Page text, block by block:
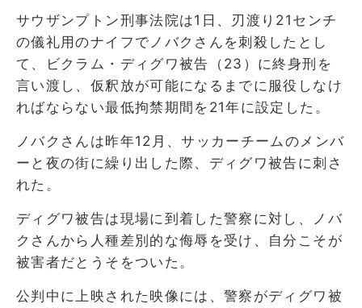
サウザンプトン刑事法院は1日、刃渡り21センチ
の儀礼用のナイフでノバクさんを刺殺したとし
て、ビクラム・ディグワ被告（23）に終身刑を
言い渡し、仮釈放が可能になるまでに服役しなけ
ればならない最低拘禁期間を21年に設定した。
ノバクさんは昨年12月、サッカーチームのメンバ
ーと夜の街に繰り出した際、ディグワ被告に刺さ
れた。
ディグワ被告は現場に到着した警察に対し、ノバ
クさんから人種差別的な侮辱を受け、自分こそが
被害者だとうそをついた。
公判中に上映された映像には、警察がディグワ被